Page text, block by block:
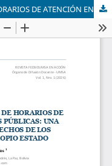
LA REDUCCIÓN DISCRECIONAL DE HORARIOS DE ATENCIÓN EN LAS ENTIDADES PÚBLICAS: UNA VULNERACIÓN DE LOS DERECHOS DE LOS ADMINISTRADOS Y DEL PROPIO ESTADO.